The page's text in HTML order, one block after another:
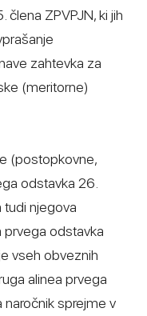
ZPVPJN, ki jih
zahtevka za
(meritorne)
(postopkovne,
odstavka 26.
tudi njegova
prvega odstavka
vseh obveznih
alinea prvega
naročnik sprejme v